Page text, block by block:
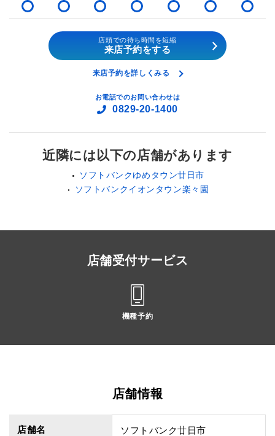
店頭での待ち時間を短縮
来店予約をする
来店予約を詳しくみる
お電話でのお問い合わせは
0829-20-1400
近隣には以下の店舗があります
ソフトバンクゆめタウン廿日市
ソフトバンクイオンタウン楽々園
店舗受付サービス
機種予約
店舗情報
店舗名 ソフトバンク廿日市